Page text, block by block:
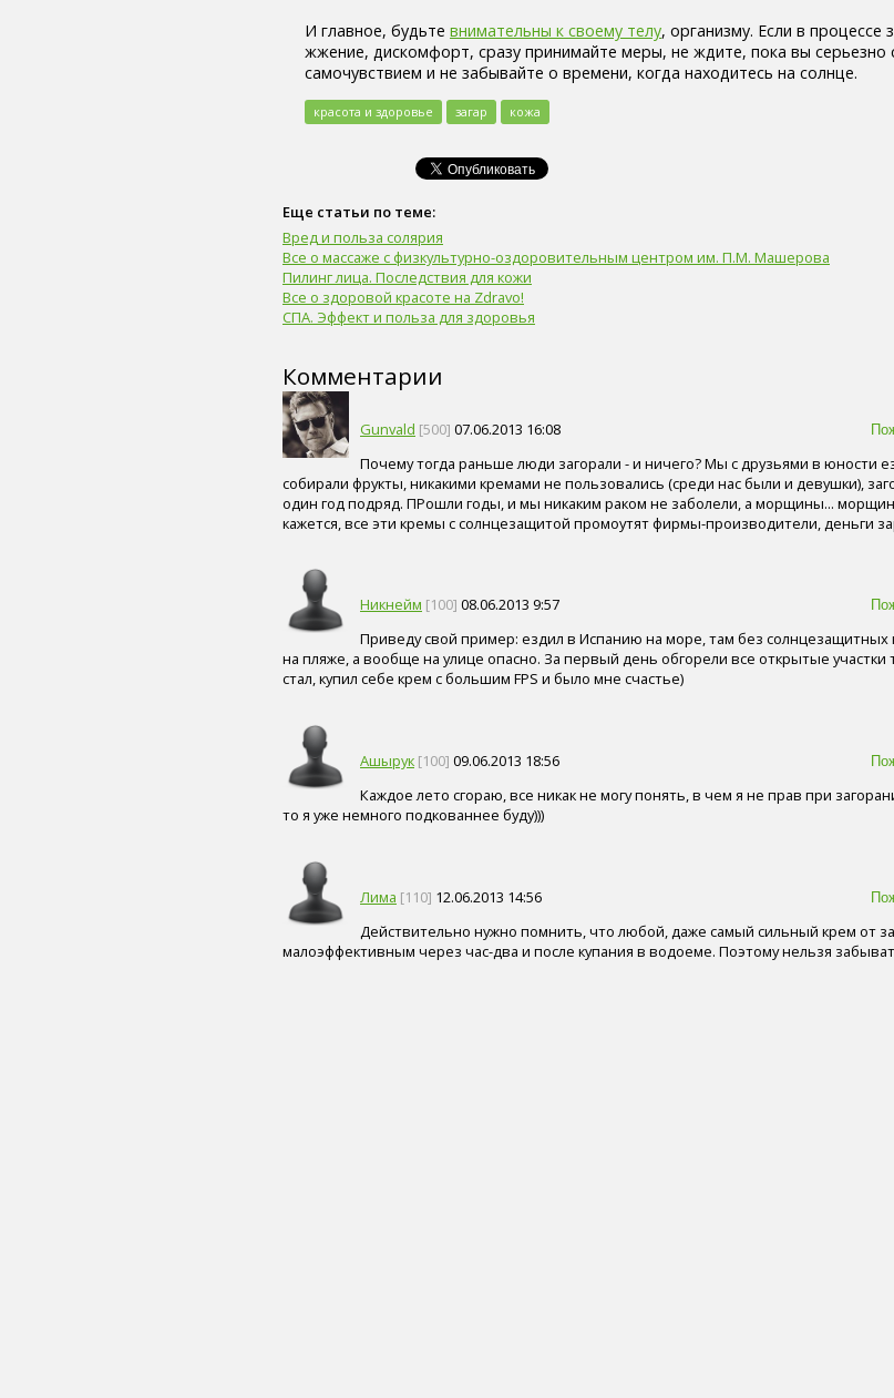
И главное, будьте внимательны к своему телу, организму. Если в
жжение, дискомфорт, сразу принимайте меры, не ждите, пока вы серьезно
самочувствием и не забывайте о времени, когда находитесь на солнце.
красота и здоровье загар кожа
Еще статьи по теме:
Вред и польза солярия
Все о массаже с физкультурно-оздоровительным центром им. П.М. Машерова
Пилинг лица. Последствия для кожи
Все о здоровой красоте на Zdravo!
СПА. Эффект и польза для здоровья
Комментарии
Gunvald [500] 07.06.2013 16:08
Почему тогда раньше люди загорали - и ничего? Мы с друзьями в юности
собирали фрукты, никакими кремами не пользовались (среди нас были и девушки),
один год подряд. ПРошли годы, и мы никаким раком не заболели, а морщины...
кажется, все эти кремы с солнцезащитой промоутят фирмы-производители, деньги
Никнейм [100] 08.06.2013 9:57
Приведу свой пример: ездил в Испанию на море, там без солнцезащитных
на пляже, а вообще на улице опасно. За первый день обгорели все открытые участки
стал, купил себе крем с большим FPS и было мне счастье)
Ашырук [100] 09.06.2013 18:56
Каждое лето сгораю, все никак не могу понять, в чем я не прав при
то я уже немного подкованнее буду)))
Лима [110] 12.06.2013 14:56
Действительно нужно помнить, что любой, даже самый сильный крем от
малоэффективным через час-два и после купания в водоеме. Поэтому нельзя